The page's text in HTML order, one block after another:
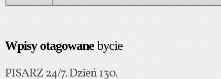
Wpisy otagowanebycie
PISARZ 24/7. Dzień 130.